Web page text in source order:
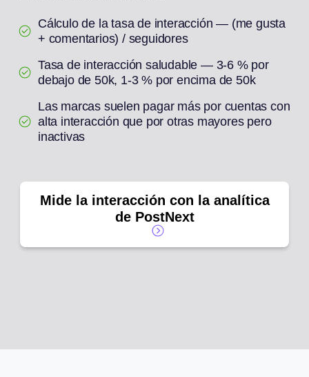
Cálculo de la tasa de interacción — (me gusta
+ comentarios) / seguidores
Tasa de interacción saludable — 3-6 % por
debajo de 50k, 1-3 % por encima de 50k
Las marcas suelen pagar más por cuentas con
alta interacción que por otras mayores pero
inactivas
Mide la interacción con la analítica
de PostNext